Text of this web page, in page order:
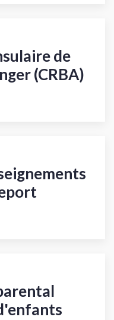
de
(CRBA)